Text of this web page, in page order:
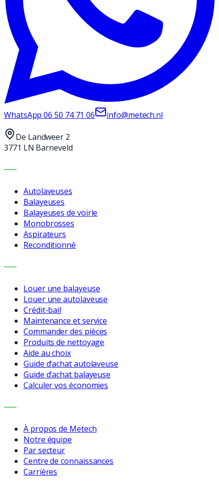
WhatsApp06 50 74 71 06 info@metech.nl
De Landweer 2
3771 LN Barneveld
MACHINES
Autolaveuses
Balayeuses
Balayeuses de voirie
Monobrosses
Aspirateurs
Reconditionné
SERVICES
Louer une balayeuse
Louer une autolaveuse
Crédit-bail
Maintenance et service
Commander des pièces
Produits de nettoyage
Aide au choix
Guide d’achat autolaveuse
Guide d’achat balayeuse
Calculer vos économies
ENTREPRISE
À propos de Metech
Notre équipe
Par secteur
Centre de connaissances
Carrières